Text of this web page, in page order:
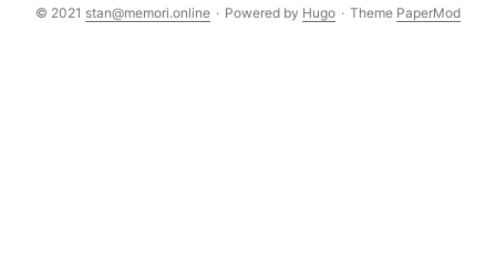
© 2021 stan@memori.online · Powered by Hugo · Theme PaperMod